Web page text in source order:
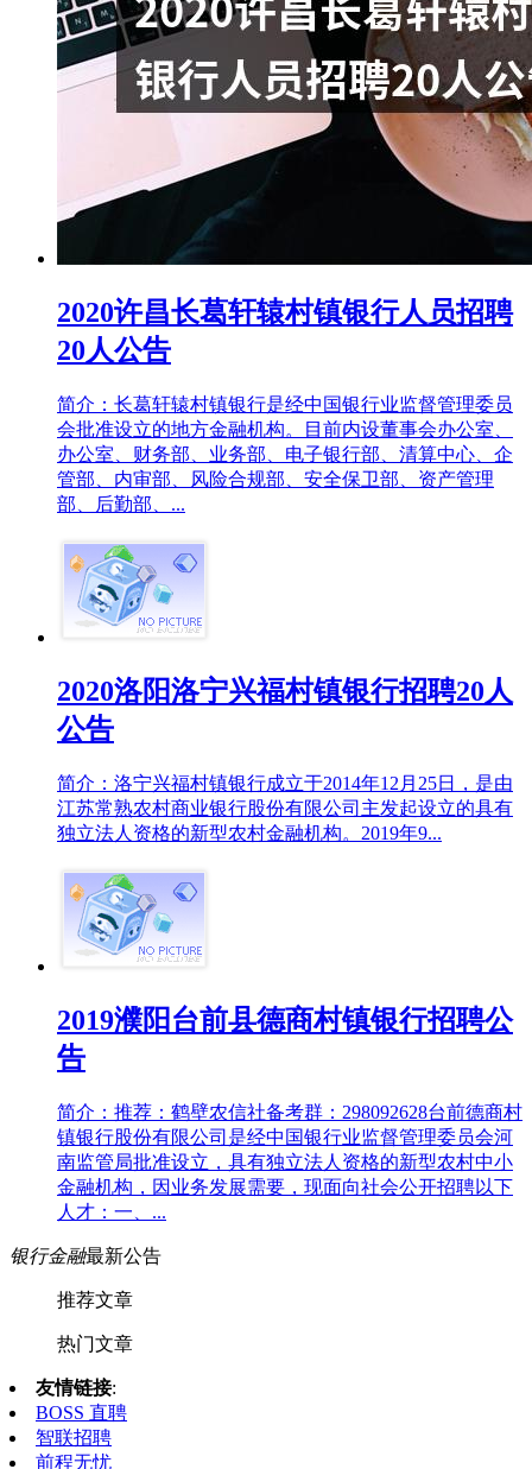
2020许昌长葛轩辕村镇银行人员招聘
20人公告
简介：长葛轩辕村镇银行是经中国银行业监督管理委员
会批准设立的地方金融机构。目前内设董事会办公室、
办公室、财务部、业务部、电子银行部、清算中心、企
管部、内审部、风险合规部、安全保卫部、资产管理
部、后勤部、...
2020洛阳洛宁兴福村镇银行招聘20人
公告
简介：洛宁兴福村镇银行成立于2014年12月25日，是由
江苏常熟农村商业银行股份有限公司主发起设立的具有
独立法人资格的新型农村金融机构。2019年9...
2019濮阳台前县德商村镇银行招聘公
告
简介：推荐：鹤壁农信社备考群：298092628台前德商村
镇银行股份有限公司是经中国银行业监督管理委员会河
南监管局批准设立，具有独立法人资格的新型农村中小
金融机构，因业务发展需要，现面向社会公开招聘以下
人才：一、...
银行金融最新公告
推荐文章
热门文章
友情链接:
BOSS 直聘
智联招聘
前程无忧